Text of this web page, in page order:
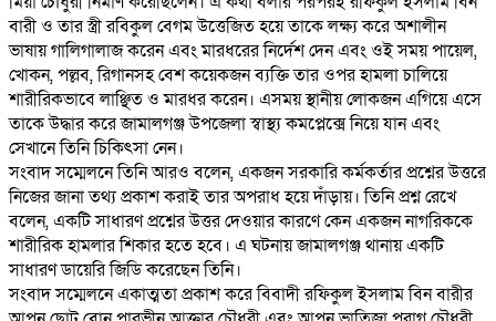
বারী ও তার স্ত্রী রবিকুল বেগম উত্তেজিত হয়ে তাকে লক্ষ্য করে অশালীন
ভাষায় গালিগালাজ করেন এবং মারধরের নির্দেশ দেন এবং ওই সময় পায়েল,
খোকন, পল্লব, রিগানসহ বেশ কয়েকজন ব্যক্তি তার ওপর হামলা চালিয়ে
শারীরিকভাবে লাঞ্ছিত ও মারধর করেন। এসময় স্থানীয় লোকজন এগিয়ে এসে
তাকে উদ্ধার করে জামালগঞ্জ উপজেলা স্বাস্থ্য কমপ্লেক্সে নিয়ে যান এবং
সেখানে তিনি চিকিৎসা নেন।
‎সংবাদ সম্মেলনে তিনি আরও বলেন, একজন সরকারি কর্মকর্তার প্রশ্নের উত্তরে
নিজের জানা তথ্য প্রকাশ করাই তার অপরাধ হয়ে দাঁড়ায়। তিনি প্রশ্ন রেখে
বলেন, একটি সাধারণ প্রশ্নের উত্তর দেওয়ার কারণে কেন একজন নাগরিককে
শারীরিক হামলার শিকার হতে হবে। এ ঘটনায় জামালগঞ্জ থানায় একটি
সাধারণ ডায়েরি জিডি করেছেন তিনি।
‎সংবাদ সম্মেলনে একাত্মতা প্রকাশ করে বিবাদী রফিকুল ইসলাম বিন বারীর